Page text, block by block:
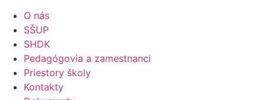
O nás
SŠUP
SHDK
Pedagógovia a zamestnanci
Priestory školy
Kontakty